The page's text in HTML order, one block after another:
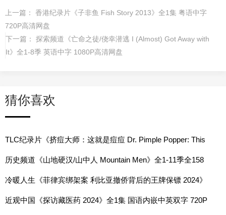
上一篇： 香港纪录片《子非鱼 Fish Story 2013》全1集 粤语中字
720P高清网盘
下一篇： 探索频道《亡命之徒/侥幸潜逃 I (Almost) Got Away with
It》全1-8季 英语中字 1080P高清网盘
猜你喜欢
TLC纪录片《挤痘大师：这就是痘痘 Dr. Pimple Popper: This
is Zit 2023》第1-11季全83集 英语中英双字 1080P高清网盘下
载
历史频道《山地硬汉/山中人 Mountain Men》全1-11季全158
集 英语中字 1080P高清网盘下载
冷暖人生《菲律宾绑架案 利比亚撤侨背后的王牌保镖 2024》
全1集 国语中字 720P高清网盘
近观中国《探访藏医药 2024》全1集 国语内嵌中英双字 720P